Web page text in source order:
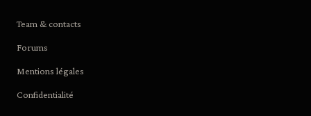
Team & contacts
Forums
Mentions légales
Confidentialité